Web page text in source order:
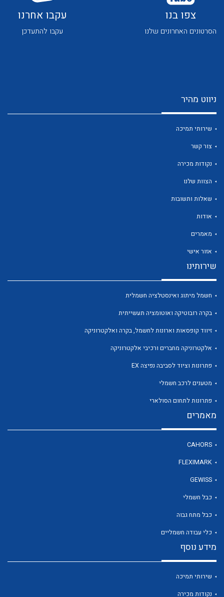
לכל מוצרי היצרן לכל מוצרי היצרן
לכל מוצרי היצרן לכל מוצרי היצרן
צפו בנו
הסרטונים האחרונים שלנו
עקבו אחרנו
עקבו להתעדכן
ניווט מהיר
שירותי תמיכה
צור קשר
נקודות מכירה
הצוות שלנו
שאלות ותשובות
אודות
מאמרים
אזור אישי
שירותינו
חשמל מיתוג ואינסטלציה חשמלית
בקרה רובוטיקה ואוטומציה תעשייתית
זיווד קופסאות וארונות לחשמל, בקרה ואלקטרוניקה
אלקטרוניקה מחברים ורכיבי אלקטרוניקה
פתרונות וציוד לסביבה נפיצה EX
מטענים לרכב חשמלי
פתרונות לתחום הסולארי
מאמרים
CAHORS
FLEXIMARK
GEWISS
כבל חשמלי
כבל מתח גבוה
כלי עבודה חשמליים
מידע נוסף
שירותי תמיכה
נקודות מכירה